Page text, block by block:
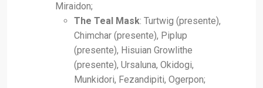
Miraidon;
The Teal Mask: Turtwig (presente),
Chimchar (presente), Piplup
(presente), Hisuian Growlithe
(presente), Ursaluna, Okidogi,
Munkidori, Fezandipiti, Ogerpon;